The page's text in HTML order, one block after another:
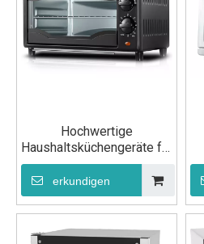
Hochwertige
Haushaltsküchengeräte für
Konvektionsöfen
erkundigen